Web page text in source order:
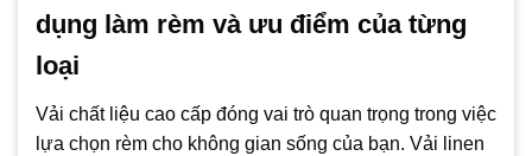
dụng làm rèm và ưu điểm của từng
loại
Vải chất liệu cao cấp đóng vai trò quan trọng trong việc
lựa chọn rèm cho không gian sống của bạn. Vải linen